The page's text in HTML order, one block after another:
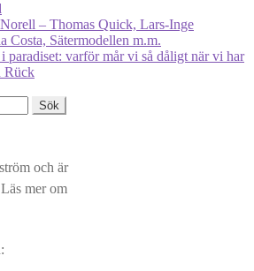
– Thomas Quick, Lars-Inge
Costa, Sätermodellen m.m.
paradiset: varför mår vi så dåligt när vi har
Rück
och är
mer om